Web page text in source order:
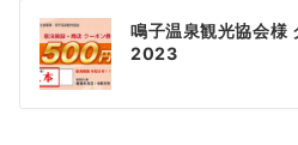
投
稿
ナ
鳴子温泉観光協会様
2023